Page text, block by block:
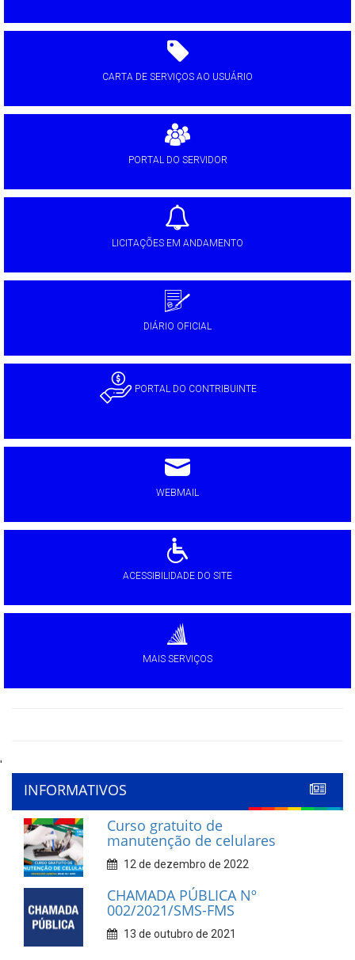
CARTA DE SERVIÇOS AO USUÁRIO
PORTAL DO SERVIDOR
LICITAÇÕES EM ANDAMENTO
DIÁRIO OFICIAL
PORTAL DO CONTRIBUINTE
WEBMAIL
ACESSIBILIDADE DO SITE
MAIS SERVIÇOS
'
INFORMATIVOS
Curso gratuito de
manutenção de celulares
12 de dezembro de 2022
CHAMADA PÚBLICA Nº
002/2021/SMS-FMS
13 de outubro de 2021